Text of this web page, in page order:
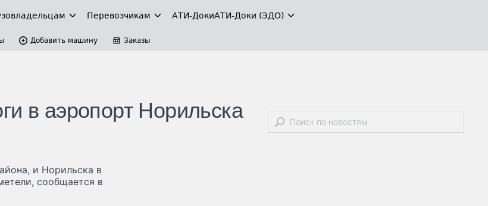
Перевозчикам АТИ-ДокиАТИ-Доки (ЭДО)
Добавить машину Заказы
в аэропорт Норильска
и Норильска в
сообщается в